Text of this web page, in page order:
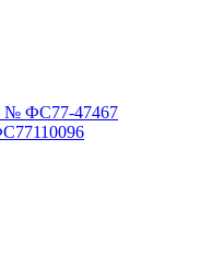
№ ФС77-47467